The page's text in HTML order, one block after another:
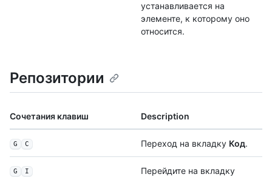
устанавливается на
элементе, к которому оно
относится.
Репозитории
Сочетания клавиш Description
G C Переход на вкладку Код.
G I
Перейдите на вкладку